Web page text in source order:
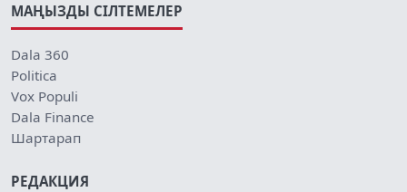
МАҢЫЗДЫ СІЛТЕМЕЛЕР
Dala 360
Politica
Vox Populi
Dala Finance
Шартарап
РЕДАКЦИЯ